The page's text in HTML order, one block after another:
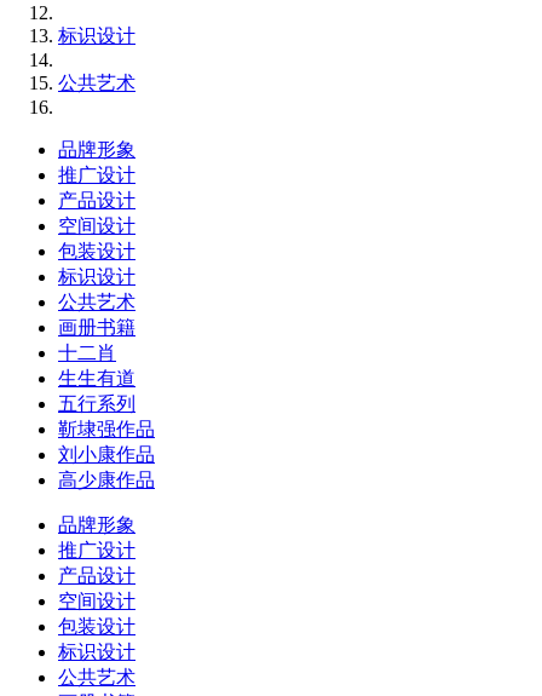
标识设计
公共艺术
品牌形象
推广设计
产品设计
空间设计
包装设计
标识设计
公共艺术
画册书籍
十二肖
生生有道
五行系列
靳埭强作品
刘小康作品
高少康作品
品牌形象
推广设计
产品设计
空间设计
包装设计
标识设计
公共艺术